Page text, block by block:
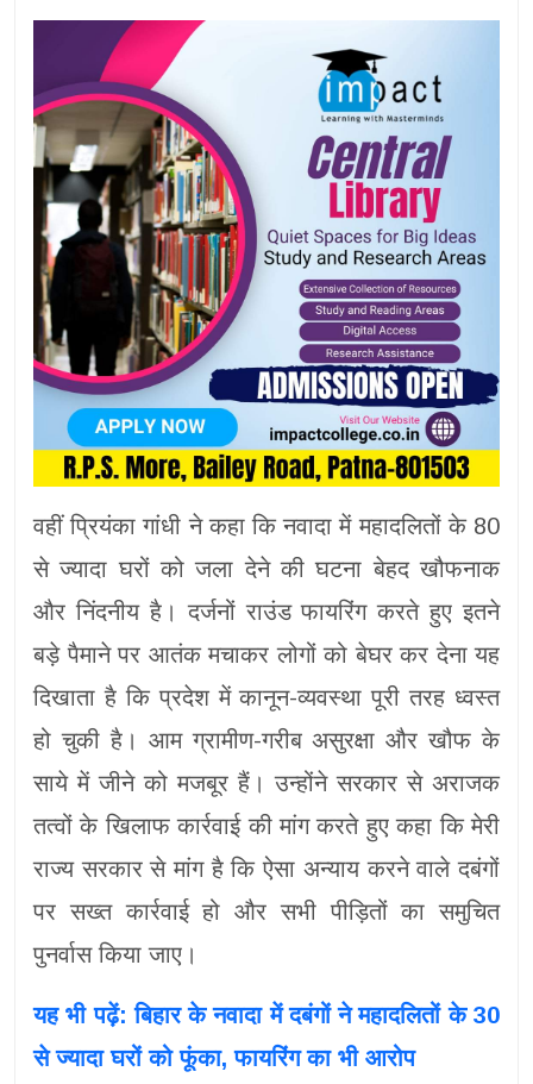
वहीं प्रियंका गांधी ने कहा कि नवादा में महादलितों के 80
से ज्यादा घरों को जला देने की घटना बेहद खौफनाक
और निंदनीय है। दर्जनों राउंड फायरिंग करते हुए इतने
बड़े पैमाने पर आतंक मचाकर लोगों को बेघर कर देना यह
दिखाता है कि प्रदेश में कानून-व्यवस्था पूरी तरह ध्वस्त
हो चुकी है। आम ग्रामीण-गरीब असुरक्षा और खौफ के
साये में जीने को मजबूर हैं। उन्होंने सरकार से अराजक
तत्वों के खिलाफ कार्रवाई की मांग करते हुए कहा कि मेरी
राज्य सरकार से मांग है कि ऐसा अन्याय करने वाले दबंगों
पर सख्त कार्रवाई हो और सभी पीड़ितों का समुचित
पुनर्वास किया जाए।
यह भी पढ़ें: बिहार के नवादा में दबंगों ने महादलितों के 30
से ज्यादा घरों को फूंका, फायरिंग का भी आरोप